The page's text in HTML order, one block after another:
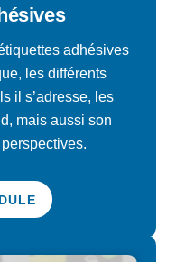
adhésives
les différents
il s’adresse, les
mais aussi son